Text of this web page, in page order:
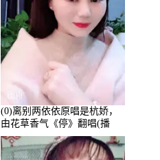
(0)离别两依依原唱是杭娇，
由花草香气《停》翻唱(播
放:81215)